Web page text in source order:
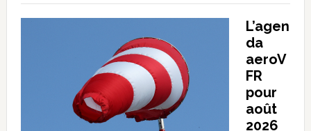
L’agen
da
aeroV
FR
pour
août
2026